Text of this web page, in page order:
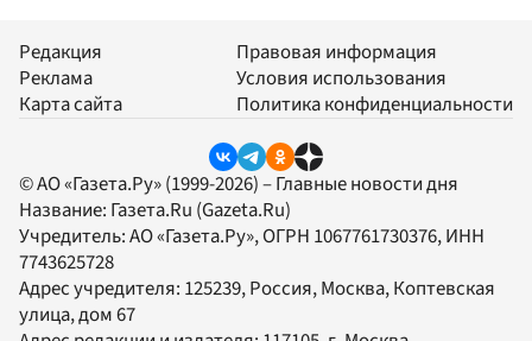
Редакция
Реклама
Карта сайта
Правовая информация
Условия использования
Политика конфиденциальности
© АО «Газета.Ру» (1999-2026) – Главные новости дня
Название: Газета.Ru (Gazeta.Ru)
Учредитель:АО «Газета.Ру», ОГРН 1067761730376, ИНН
7743625728
Адрес учредителя: 125239, Россия, Москва, Коптевская
улица, дом 67